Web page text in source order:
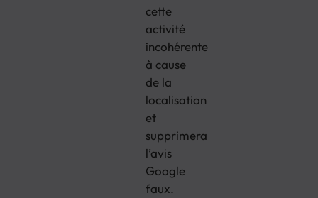
cette
activité
incohérente
à cause
de la
localisation
et
supprimera
l’avis
Google
faux.